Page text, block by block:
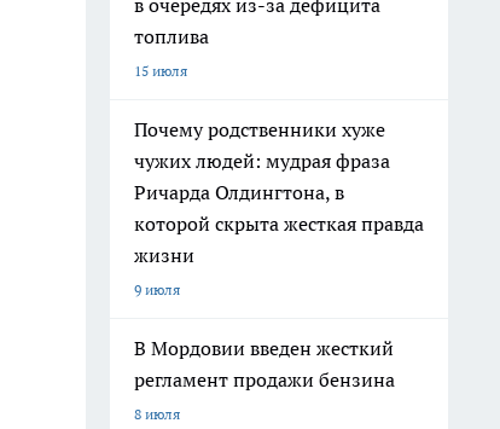
в очередях из-за дефицита
топлива
15 июля
Почему родственники хуже
чужих людей: мудрая фраза
Ричарда Олдингтона, в
которой скрыта жесткая правда
жизни
9 июля
В Мордовии введен жесткий
регламент продажи бензина
8 июля